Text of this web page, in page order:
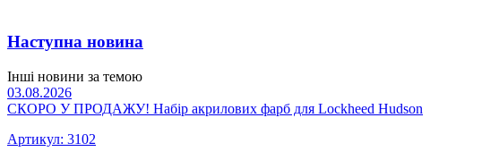
Наступна новина
Інші новини за темою
03.08.2026
СКОРО У ПРОДАЖУ! Набір акрилових фарб для Lockheed Hudson
Артикул: 3102